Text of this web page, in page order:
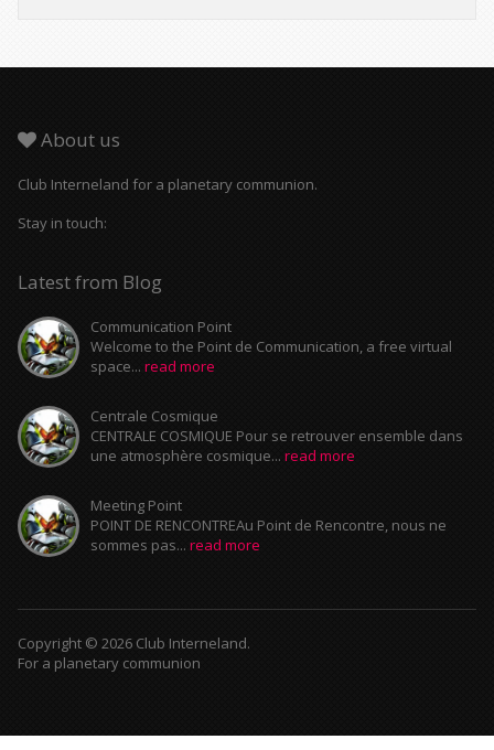
About us
Club Interneland for a planetary communion.
Stay in touch:
Latest from Blog
Communication Point
Welcome to the Point de Communication, a free virtual
space... read more
Centrale Cosmique
CENTRALE COSMIQUE Pour se retrouver ensemble dans
une atmosphère cosmique... read more
Meeting Point
POINT DE RENCONTREAu Point de Rencontre, nous ne
sommes pas... read more
Copyright © 2026 Club Interneland.
For a planetary communion